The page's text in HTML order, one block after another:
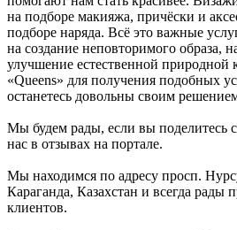
на подборе макияжа, причёски и
подборе наряда. Всё это важные
на создание неповторимого образа,
улучшение естественной природной
«Queens» для получения подобных
останетесь довольны своим
Мы будем рады, если вы поделитесь
нас в отзывах на портале.
Мы находимся по адресу просп.
Караганда, Казахстан и всегда рады
клиентов.